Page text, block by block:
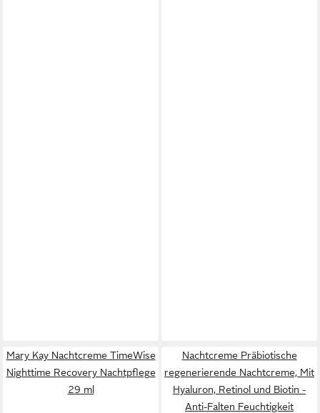
Mary Kay Nachtcreme TimeWise
Nighttime Recovery Nachtpflege
29 ml
Nachtcreme Präbiotische
regenerierende Nachtcreme, Mit
Hyaluron, Retinol und Biotin -
Anti-Falten Feuchtigkeit